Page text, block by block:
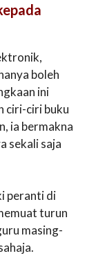
boleh
ini
ciri-ciri buku
ia bermakna
sekali saja
peranti di
turun
masing-